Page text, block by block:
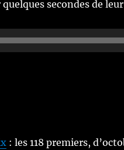
secondes de
: les 118 premiers,